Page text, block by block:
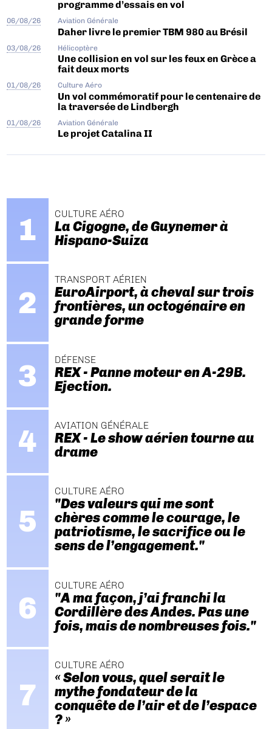
programme d’essais en vol
06/08/26 Aviation Générale
Daher livre le premier TBM 980 au Brésil
03/08/26 Hélicoptère
Une collision en vol sur les feux en Grèce a
fait deux morts
01/08/26 Culture Aéro
Un vol commémoratif pour le centenaire de
la traversée de Lindbergh
01/08/26 Aviation Générale
Le projet Catalina II
CULTURE AÉRO
La Cigogne, de Guynemer à
Hispano-Suiza
TRANSPORT AÉRIEN
EuroAirport, à cheval sur trois
frontières, un octogénaire en
grande forme
DÉFENSE
REX - Panne moteur en A-29B.
Ejection.
AVIATION GÉNÉRALE
REX - Le show aérien tourne au
drame
CULTURE AÉRO
"Des valeurs qui me sont
chères comme le courage, le
patriotisme, le sacrifice ou le
sens de l’engagement."
CULTURE AÉRO
"A ma façon, j’ai franchi la
Cordillère des Andes. Pas une
fois, mais de nombreuses fois."
CULTURE AÉRO
« Selon vous, quel serait le
mythe fondateur de la
conquête de l’air et de l’espace
? »